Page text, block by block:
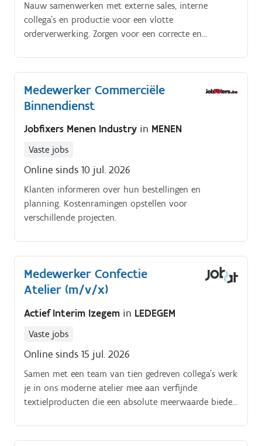
Nauw samenwerken met externe sales, interne
collega’s en productie voor een vlotte
orderverwerking. Zorgen voor een correcte en
salesproces.
Medewerker Commerciële
Binnendienst
Jobfixers Menen Industry in MENEN
Vaste jobs
Online sinds 10 jul. 2026
Klanten informeren over hun bestellingen en
planning. Kostenramingen opstellen voor
verschillende projecten.
Medewerker Confectie
Atelier (m/v/x)
Actief Interim Izegem in LEDEGEM
Vaste jobs
Online sinds 15 jul. 2026
Samen met een team van tien gedreven collega’s werk
je in ons moderne atelier mee aan verfijnde
textielproducten die een absolute meerwaarde bieden